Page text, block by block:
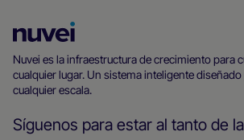
principal
de
Nuvei
Nuvei es la infraestructura de crecimiento para
cualquier lugar. Un sistema inteligente
cualquier escala.
Síguenos para estar al tanto de